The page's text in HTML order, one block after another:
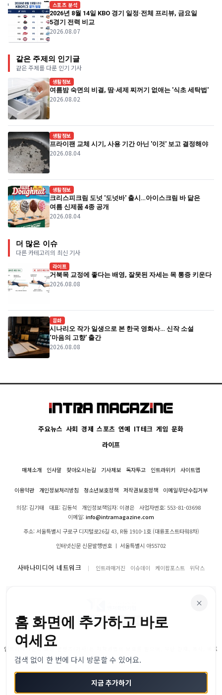
스포츠 분석
2026년 8월 14일 KBO 경기 일정·전체 프리뷰, 금요일
5경기 전력 비교
2026.08.07
같은 주제의 인기글
같은 주제를 다룬 인기 기사
생활정보
여름밤 숙면의 비결, 땀·세제 찌꺼기 없애는 '식초 세탁법'
2026.08.02
생활정보
프라이팬 교체 시기, 사용 기간 아닌 '이것' 보고 결정해야
2026.08.04
생활정보
크리스피크림 도넛 '도넛바' 출시…아이스크림 바 닮은
여름 신제품 4종 공개
2026.08.04
더 많은 이슈
다른 카테고리의 최신 기사
라이프
거북목 교정에 좋다는 배영, 잘못된 자세는 목 통증 키운다
2026.08.08
문화
시나리오 작가 일생으로 본 한국 영화사… 신작 소설
‘마음의 고향’ 출간
2026.08.08
주요뉴스 사회 경제 스포츠 연예 IT테크 게임 문화
라이프
매체소개 인사말 찾아오시는길 기사제보 독자투고 인트라위키 사이트맵
이용약관 개인정보처리방침 청소년보호정책 저작권보호정책 이메일무단수집거부
의장: 김기태 대표: 김동석 개인정보책임자: 이경은
사업자번호: 553-81-03698
이메일:info@intramagazine.com
주소: 서울특별시 구로구 디지털로26길 43, R동 1910-1호 (대륭포스트타워8차)
인터넷신문 신문발행번호 ㅣ 서울특별시 아55702
사바나미디어 네트워크 인트라매거진 이슈데이 케이팝포스트 위닥스
인트라매거진의 모든 콘텐츠(기사)는 저작권법의 보호를 받으며, 무단 전재, 복사, 배포
등을 금합니다.
© 2024–2026 인트라매거진. All Rights Reserved
×
홈 화면에 추가하고 바로
여세요
검색 없이 한 번에 다시 방문할 수 있어요.
지금 추가하기